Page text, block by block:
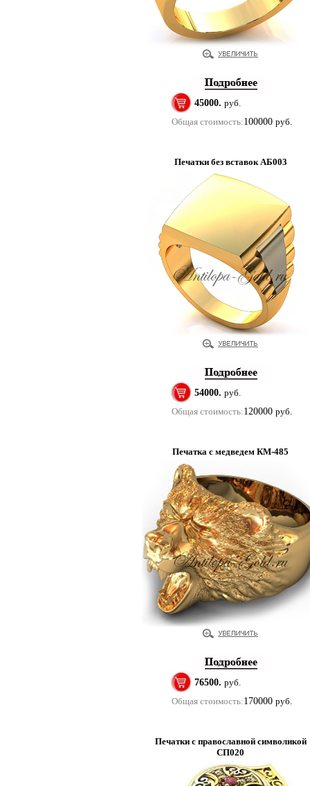
45000. руб.
Общая стоимость:100000 руб.
Печатки без вставок АБ003
54000. руб.
Общая стоимость:120000 руб.
Печатка с медведем КМ-485
76500. руб.
Общая стоимость:170000 руб.
Печатки с православной символикой
СП020